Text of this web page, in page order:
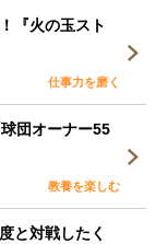
『火の玉スト
仕事力を磨く
団オーナー55
教養を楽しむ
と対戦したく